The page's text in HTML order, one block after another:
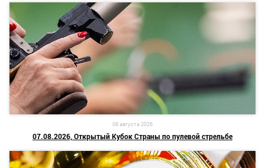
08 августа 2026
07.08.2026, Открытый Кубок Страны по пулевой стрельбе